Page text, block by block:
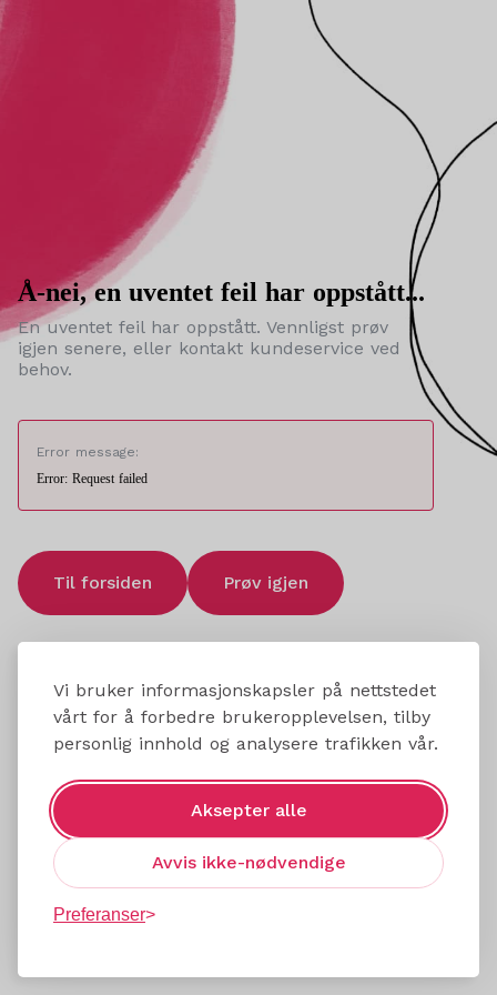
Vi bruker informasjonskapsler på nettstedet
vårt for å forbedre brukeropplevelsen, tilby
personlig innhold og analysere trafikken vår.
Aksepter alle
Avvis ikke-nødvendige
Preferanser
Å-nei, en uventet feil har oppstått...
En uventet feil har oppstått. Vennligst prøv
igjen senere, eller kontakt kundeservice ved
behov.
Error message:
Error: Request failed
Til forsiden Prøv igjen